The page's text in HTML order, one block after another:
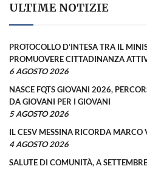
ULTIME NOTIZIE
PROTOCOLLO D’INTESA TRA IL
PROMUOVERE CITTADINANZA
6 AGOSTO 2026
NASCE FQTS GIOVANI 2026,
DA GIOVANI PER I GIOVANI
5 AGOSTO 2026
IL CESV MESSINA RICORDA MARCO
4 AGOSTO 2026
SALUTE DI COMUNITÀ, A